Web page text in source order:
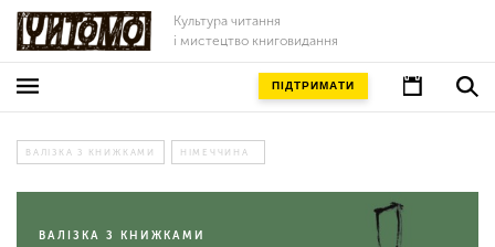
Культура читання
і мистецтво книговидання
ПІДТРИМАТИ
ВАЛІЗКА З КНИЖКАМИ НІМЕЧЧИНА
ВАЛІЗКА З КНИЖКАМИ